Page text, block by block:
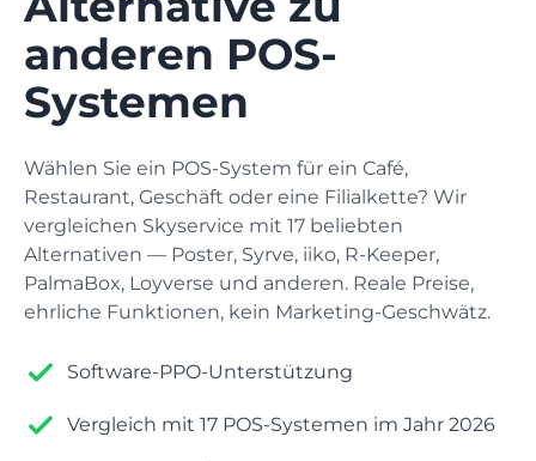
Fiskalisierung
Fiskalisieren Sie Ihre Bargeldtransaktionen
Waren, Technologiekarten und Modifikatoren
Marketing
Kunden, Boni, Aktionen und Rabatte
Finanzmanagement
Verkauf, Belegdruck, Bargeschäfte
EINRICHTUNGEN
Bar
Cafe
Cafe
Esszimmer
Preise
Unterstützung
Wissensdatenbank
Hilft Ihnen, die Antwort auf jede Frage zu finden
Anwendungen
Laden Sie die App auf Ihr Gerät herunter
Haben Sie noch Fragen? Kontaktieren Sie uns
Der Blog
anderen POS-
Systemen
Wählen Sie ein POS-System für ein Café,
Restaurant, Geschäft oder eine Filialkette? Wir
vergleichen Skyservice mit 17 beliebten
Alternativen — Poster, Syrve, iiko, R-Keeper,
PalmaBox, Loyverse und anderen. Reale Preise,
ehrliche Funktionen, kein Marketing-Geschwätz.
Software-PPO-Unterstützung
Vergleich mit 17 POS-Systemen im Jahr 2026